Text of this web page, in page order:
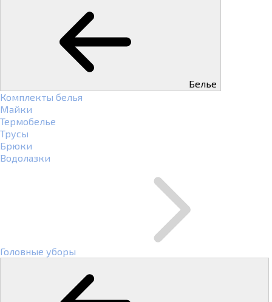
Белье
Комплекты белья
Майки
Термобелье
Трусы
Брюки
Водолазки
Головные уборы